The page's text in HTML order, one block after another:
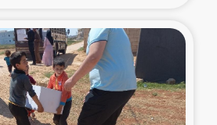
復興応援隊の活動
生活支援・農業復興支援